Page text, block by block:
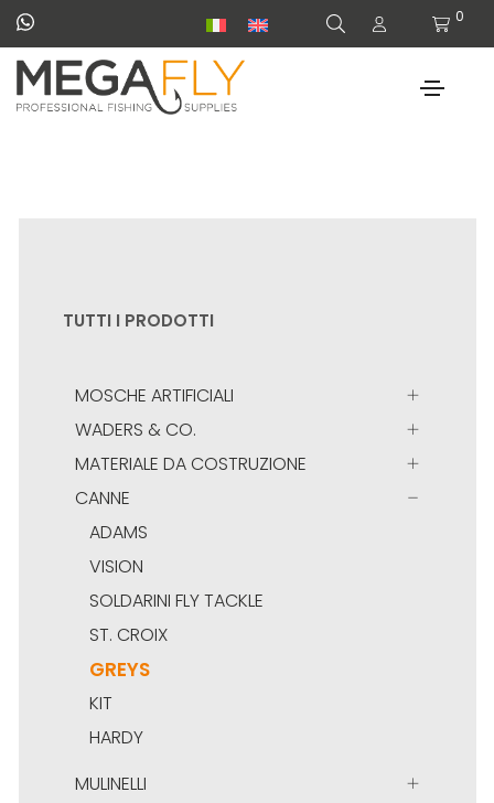
0
TUTTI I PRODOTTI
MOSCHE ARTIFICIALI
WADERS & CO.
MATERIALE DA COSTRUZIONE
CANNE
ADAMS
VISION
SOLDARINI FLY TACKLE
ST. CROIX
GREYS
KIT
HARDY
MULINELLI